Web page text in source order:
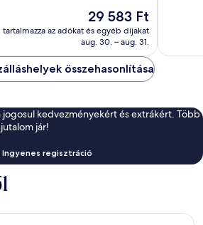
Az
ár
29 583 Ft
29 583 Ft
tartalmazza az adókat és egyéb díjakat
aug. 30. – aug. 31.
összehasonlítása
jogosul kedvezményekért és extrákért. Több
jár!
Ingyenes regisztráció